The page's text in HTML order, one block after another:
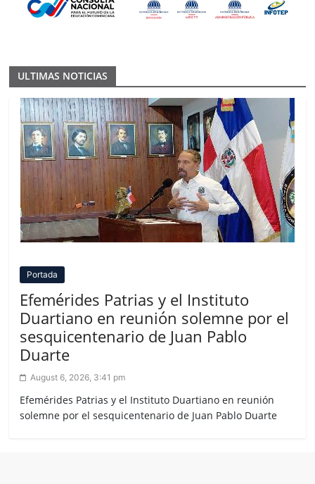
ULTIMAS NOTICIAS
Portada
Efemérides Patrias y el Instituto
Duartiano en reunión solemne por el
sesquicentenario de Juan Pablo
Duarte
August 6, 2026, 3:41 pm
Efemérides Patrias y el Instituto Duartiano en reunión
solemne por el sesquicentenario de Juan Pablo Duarte